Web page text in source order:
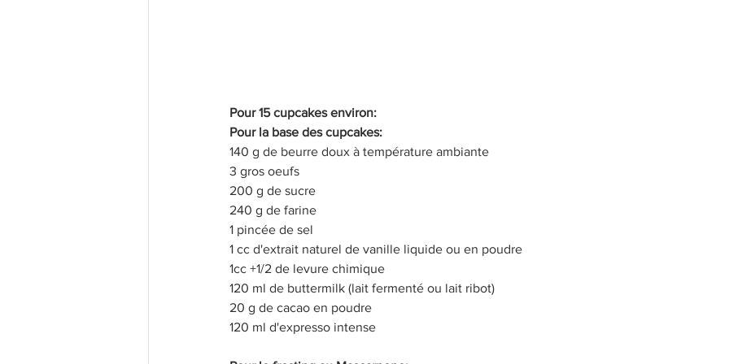
Recettes Populaires Confinement
Pour 15 cupcakes environ:
Pour la base des cupcakes:
140 g de beurre doux à température ambiante
3 gros oeufs
200 g de sucre
240 g de farine
1 pincée de sel
1 cc d'extrait naturel de vanille liquide ou en poudre
1cc +1/2 de levure chimique
120 ml de buttermilk (lait fermenté ou lait ribot)
20 g de cacao en poudre
120 ml d'expresso intense